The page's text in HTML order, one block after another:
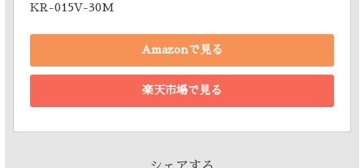
KR-015V-30M
Amazonで見る
楽天市場で見る